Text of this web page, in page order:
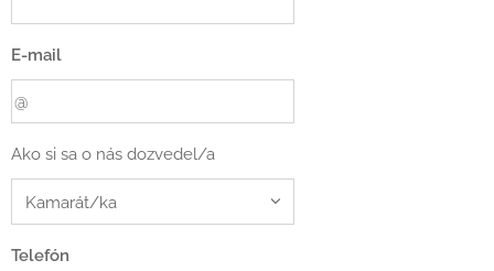
E-mail
Ako si sa o nás dozvedel/a
Telefón